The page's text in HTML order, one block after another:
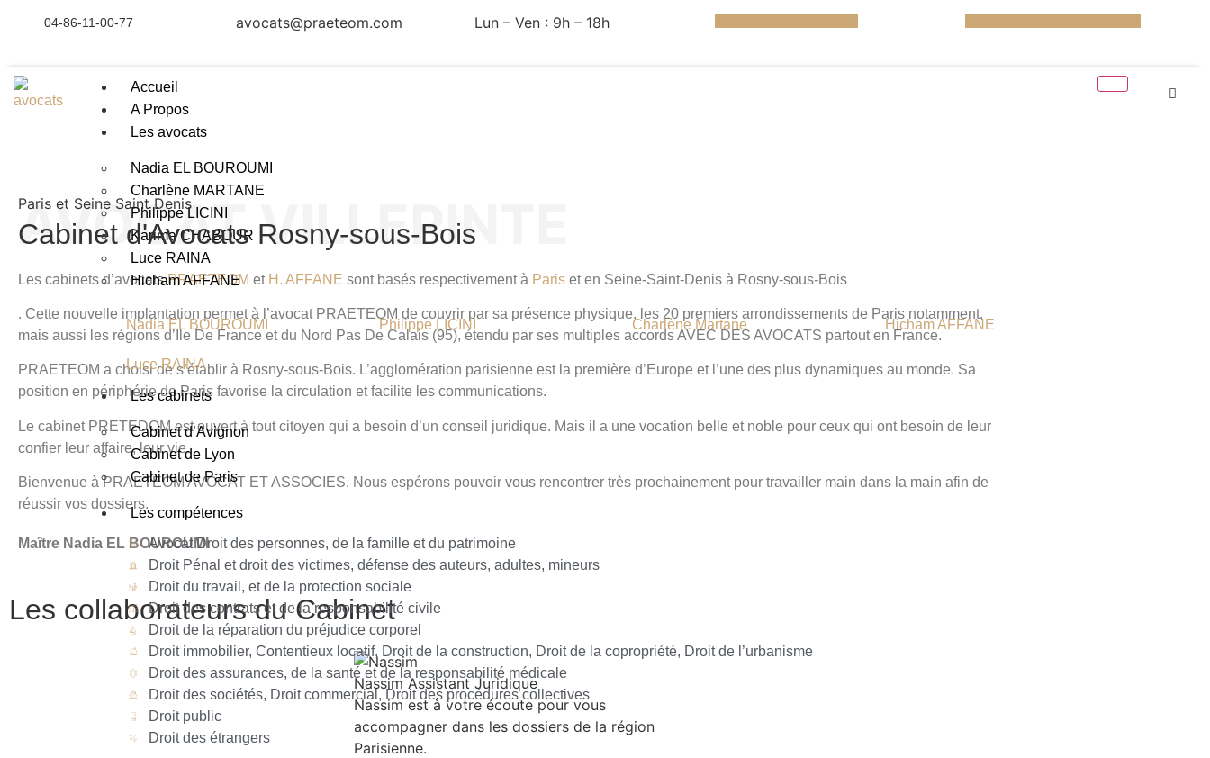
04-86-11-00-77 avocats@praeteom.com Lun – Ven : 9h – 18h
Accueil
A Propos
Les avocats
Nadia EL BOUROUMI
Charlène MARTANE
Philippe LICINI
Karima CHABOUR
Luce RAINA
Hicham AFFANE
Nadia EL BOUROUMI Philippe LICINI Charlène Martane Hicham AFFANE
Luce RAINA
Les cabinets
Cabinet d’Avignon
Cabinet de Lyon
Cabinet de Paris
Les compétences
Avocat Droit des personnes, de la famille et du patrimoine
Droit Pénal et droit des victimes, défense des auteurs, adultes, mineurs
Droit du travail, et de la protection sociale
Droit des contrats et de la responsabilité civile
Droit de la réparation du préjudice corporel
Droit immobilier, Contentieux locatif, Droit de la construction, Droit de la copropriété, Droit de l’urbanisme
Droit des assurances, de la santé et de la responsabilité médicale
Droit des sociétés, Droit commercial, Droit des procédures collectives
Droit public
Droit des étrangers
AVOCAT VILLEPINTE
Paris et Seine Saint Denis
Cabinet d'Avocats Rosny-sous-Bois
Les cabinets d’avocatsPRAETEOM et H. AFFANE sont basés respectivement à Paris et en Seine-Saint-Denis à Rosny-sous-Bois
. Cette nouvelle implantation permet à l’avocat PRAETEOM de couvrir par sa présence physique, les 20 premiers arrondissements de Paris notamment,
mais aussi les régions d’Ile De France et du Nord Pas De Calais (95), étendu par ses multiples accords AVEC DES AVOCATS partout en France.
PRAETEOM a choisi de s’établir à Rosny-sous-Bois. L’agglomération parisienne est la première d’Europe et l’une des plus dynamiques au monde. Sa
position en périphérie de Paris favorise la circulation et facilite les communications.
Le cabinet PRETEDOM est ouvert à tout citoyen qui a besoin d’un conseil juridique. Mais il a une vocation belle et noble pour ceux qui ont besoin de leur
confier leur affaire, leur vie.
Bienvenue à PRAETEOM AVOCAT ET ASSOCIES. Nous espérons pouvoir vous rencontrer très prochainement pour travailler main dans la main afin de
réussir vos dossiers.
Maître Nadia EL BOUROUMI
Les collaborateurs du Cabinet
Nassim Assistant Juridique
Nassim est à votre écoute pour vous
accompagner dans les dossiers de la région
Parisienne.